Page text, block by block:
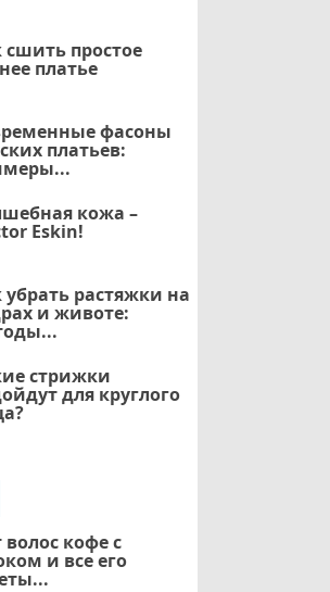
сшить простое
платье
фасоны
платьев:
кожа –
Eskin!
убрать растяжки на
и животе:
стрижки
для круглого
волос кофе с
и все его